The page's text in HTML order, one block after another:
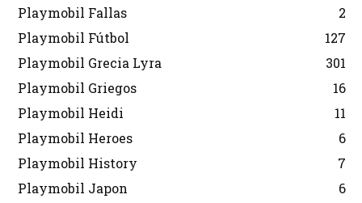
Playmobil Fallas
2
Playmobil Fútbol
127
Playmobil Grecia Lyra
301
Playmobil Griegos
16
Playmobil Heidi
11
Playmobil Heroes
6
Playmobil History
7
Playmobil Japon
6